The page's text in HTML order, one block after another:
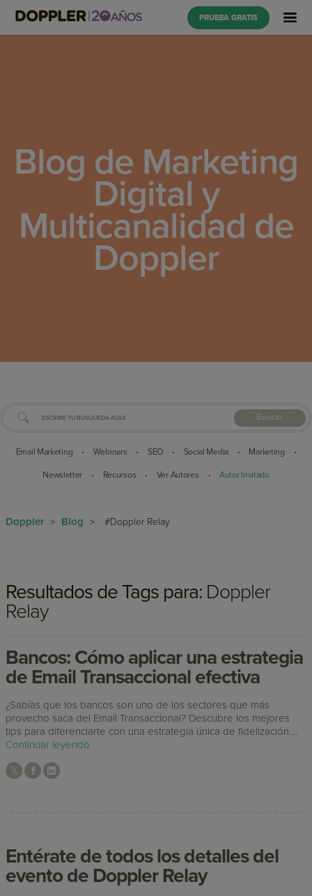
PRUEBA GRATIS
Blog de Marketing
Digital y
Multicanalidad de
Doppler
Buscar
Email Marketing • Webinars • SEO • Social Media • Marketing •
Newsletter • Recursos • Ver Autores • Autor Invitado
Doppler > Blog > #Doppler Relay
Resultados de Tags para: Doppler
Relay
Bancos: Cómo aplicar una estrategia
de Email Transaccional efectiva
¿Sabías que los bancos son uno de los sectores que más
provecho saca del Email Transaccional? Descubre los mejores
tips para diferenciarte con una estrategia única de fidelización....
Continuar leyendo
Entérate de todos los detalles del
evento de Doppler Relay